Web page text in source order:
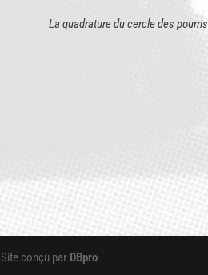
La quadrature du cercle des pourris
Site conçu par DBpro